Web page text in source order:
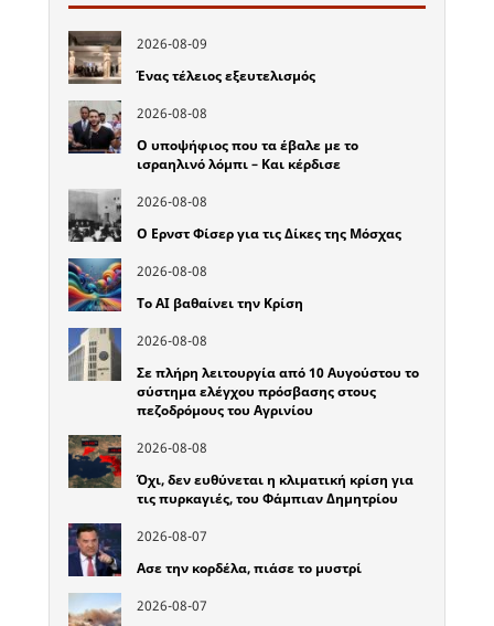
2026-08-09
Ένας τέλειος εξευτελισμός
2026-08-08
Ο υποψήφιος που τα έβαλε με το
ισραηλινό λόμπι – Και κέρδισε
2026-08-08
Ο Ερνστ Φίσερ για τις Δίκες της Μόσχας
2026-08-08
Το ΑΙ βαθαίνει την Κρίση
2026-08-08
Σε πλήρη λειτουργία από 10 Αυγούστου το
σύστημα ελέγχου πρόσβασης στους
πεζοδρόμους του Αγρινίου
2026-08-08
Όχι, δεν ευθύνεται η κλιματική κρίση για
τις πυρκαγιές, του Φάμπιαν Δημητρίου
2026-08-07
Ασε την κορδέλα, πιάσε το μυστρί
2026-08-07